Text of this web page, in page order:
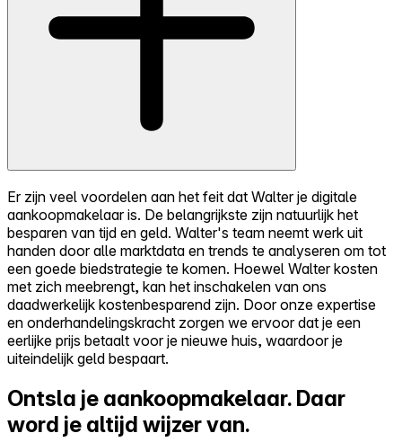
Er zijn veel voordelen aan het feit dat Walter je digitale
aankoopmakelaar is. De belangrijkste zijn natuurlijk het
besparen van tijd en geld. Walter's team neemt werk uit
handen door alle marktdata en trends te analyseren om tot
een goede biedstrategie te komen. Hoewel Walter kosten
met zich meebrengt, kan het inschakelen van ons
daadwerkelijk kostenbesparend zijn. Door onze expertise
en onderhandelingskracht zorgen we ervoor dat je een
eerlijke prijs betaalt voor je nieuwe huis, waardoor je
uiteindelijk geld bespaart.
Ontsla je aankoopmakelaar. Daar
word je altijd wijzer van.